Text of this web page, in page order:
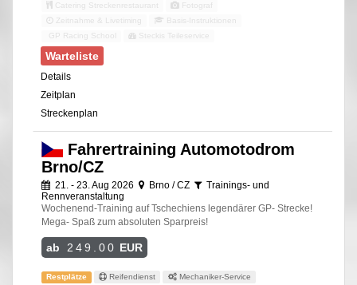
Catering Streckenrestaurant
Fotograf
Zeitnahme & Livetiming
Basis-Instruktionen
GP Racing School
Steckis Teileservice
Warteliste
Details
Zeitplan
Streckenplan
Fahrertraining Automotodrom
Brno/CZ
21. - 23. Aug 2026 Brno / CZ
Trainings- und
Rennveranstaltung
Wochenend-Training auf Tschechiens legendärer GP- Strecke!
Mega- Spaß zum absoluten Sparpreis!
ab 249.00 EUR
Restplätze Reifendienst
Mechaniker-Service